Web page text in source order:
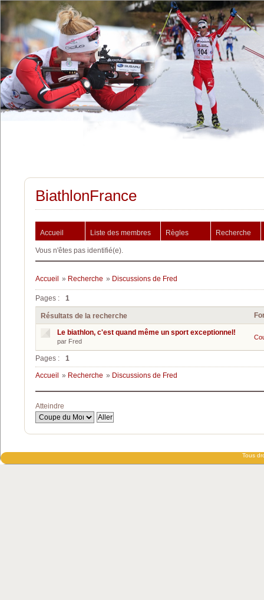
BiathlonFrance
Accueil Liste des membres Règles Recherche
Vous n'êtes pas identifié(e).
Accueil » Recherche » Discussions de Fred
Pages : 1
Résultats de la recherche
Le biathlon, c'est quand même un sport exceptionnel!
par Fred
Pages : 1
Accueil » Recherche » Discussions de Fred
Atteindre
Tous